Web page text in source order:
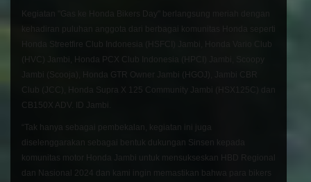
Kegiatan "Gas ke Honda Bikers Day" berlangsung meriah dengan
kehadiran puluhan anggota dari berbagai komunitas Honda seperti
Honda Streetfire Club Indonesia (HSFCI) Jambi, Honda Vario Club
(HVC) Jambi, Honda PCX Club Indonesia (HPCI) Jambi, Scoopy
Jambi (Scooja), Honda GTR Owner Jambi (HGOJ), Jambi CBR
Club (JCC), Honda Supra X 125 Community Jambi (HSX125C) dan
CB150X ADV. ID Jambi.
“Tak hanya sebagai pembekalan, kegiatan ini juga
diselenggarakan sebagai bentuk dukungan Sinsen kepada
komunitas motor Honda Jambi untuk mensukseskan HBD Regional
dan Nasional 2024 dan kami ingin memastikan bahwa para bikers